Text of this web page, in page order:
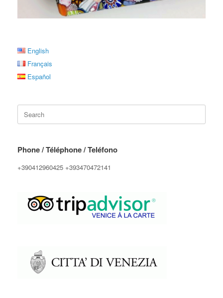
English
Français
Español
for:
Phone / Téléphone / Teléfono
+390412960425 +393470472141